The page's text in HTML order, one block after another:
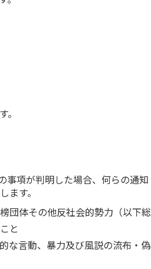
事項が判明した場合、何らの通知
す。
団体その他反社会的勢力（以下総
と
な言動、暴力及び風説の流布・偽